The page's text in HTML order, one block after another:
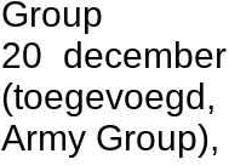
Group
20
Army